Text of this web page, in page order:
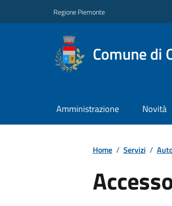
Regione Piemonte
Comune di
Amministrazione Novità
Home / Servizi /